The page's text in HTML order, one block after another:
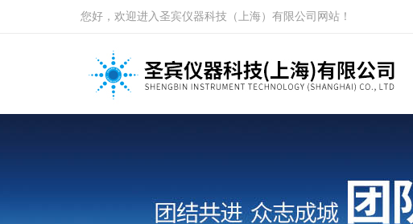
您好，欢迎进入圣宾仪器科技（上海）有限公司网站！